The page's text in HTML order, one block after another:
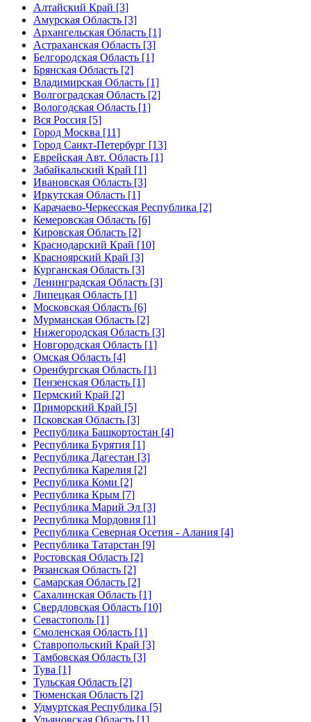
Алтайский Край [3]
Амурская Область [3]
Архангельская Область [1]
Астраханская Область [3]
Белгородская Область [1]
Брянская Область [2]
Владимирская Область [1]
Волгоградская Область [2]
Вологодская Область [1]
Вся Россия [5]
Город Москва [11]
Город Санкт-Петербург [13]
Еврейская Авт. Область [1]
Забайкальский Край [1]
Ивановская Область [3]
Иркутская Область [1]
Карачаево-Черкесская Республика [2]
Кемеровская Область [6]
Кировская Область [2]
Краснодарский Край [10]
Красноярский Край [3]
Курганская Область [3]
Ленинградская Область [3]
Липецкая Область [1]
Московская Область [6]
Мурманская Область [2]
Нижегородская Область [3]
Новгородская Область [1]
Омская Область [4]
Оренбургская Область [1]
Пензенская Область [1]
Пермский Край [2]
Приморский Край [5]
Псковская Область [3]
Республика Башкортостан [4]
Республика Бурятия [1]
Республика Дагестан [3]
Республика Карелия [2]
Республика Коми [2]
Республика Крым [7]
Республика Марий Эл [3]
Республика Мордовия [1]
Республика Северная Осетия - Алания [4]
Республика Татарстан [9]
Ростовская Область [2]
Рязанская Область [2]
Самарская Область [2]
Сахалинская Область [1]
Свердловская Область [10]
Севастополь [1]
Смоленская Область [1]
Ставропольский Край [3]
Тамбовская Область [3]
Тува [1]
Тульская Область [2]
Тюменская Область [2]
Удмуртская Республика [5]
Ульяновская Область [1]